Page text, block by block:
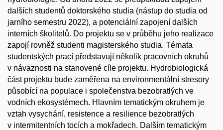
dalších studentů doktorského studia (nástup do studia od
jarního semestru 2022), a potenciální zapojení dalších
interních školitelů. Do projektu se v průběhu jeho realizace
zapojí rovněž studenti magisterského studia. Témata
studentských prací představují několik pracovních okruhů
v návaznosti na stanovené cíle projektu. Hydrobiologická
část projektu bude zaměřena na environmentální stresory
působící na populace i společenstva bezobratlých ve
vodních ekosystémech. Hlavním tematickým okruhem je
vztah vysychání, resistence a resilience bezobratlých
v intermitentních tocích a mokřadech. Dalším tematickým